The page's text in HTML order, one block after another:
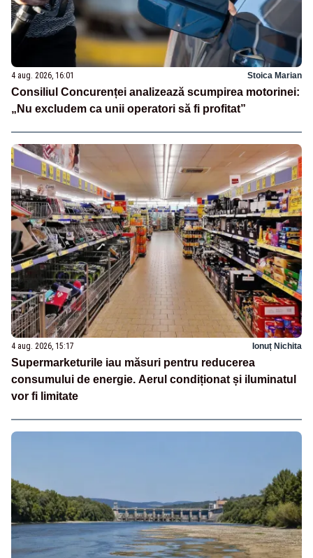
4 aug. 2026, 16:01 Stoica Marian
Consiliul Concurenței analizează scumpirea motorinei:
„Nu excludem ca unii operatori să fi profitat”
4 aug. 2026, 15:17 Ionuț Nichita
Supermarketurile iau măsuri pentru reducerea
consumului de energie. Aerul condiționat și iluminatul
vor fi limitate